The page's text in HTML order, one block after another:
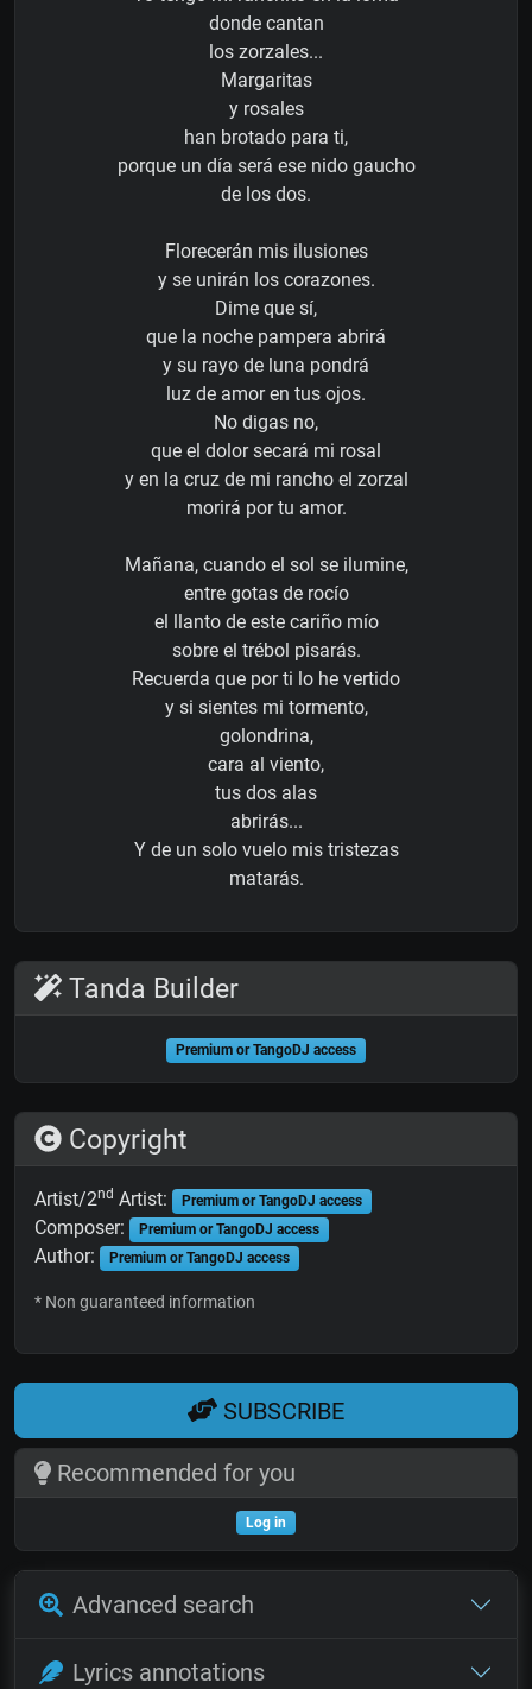
donde cantan
los zorzales...
Margaritas
y rosales
han brotado para ti,
porque un día será ese nido gaucho
de los dos.
Florecerán mis ilusiones
y se unirán los corazones.
Dime que sí,
que la noche pampera abrirá
y su rayo de luna pondrá
luz de amor en tus ojos.
No digas no,
que el dolor secará mi rosal
y en la cruz de mi rancho el zorzal
morirá por tu amor.
Mañana, cuando el sol se ilumine,
entre gotas de rocío
el llanto de este cariño mío
sobre el trébol pisarás.
Recuerda que por ti lo he vertido
y si sientes mi tormento,
golondrina,
cara al viento,
tus dos alas
abrirás...
Y de un solo vuelo mis tristezas
matarás.
Tanda Builder
Premium or TangoDJ access
Copyright
Artist/2nd Artist: Premium or TangoDJ access
Composer: Premium or TangoDJ access
Author: Premium or TangoDJ access
* Non guaranteed information
SUBSCRIBE
Recommended for you
Log in
Advanced search
Lyrics annotations